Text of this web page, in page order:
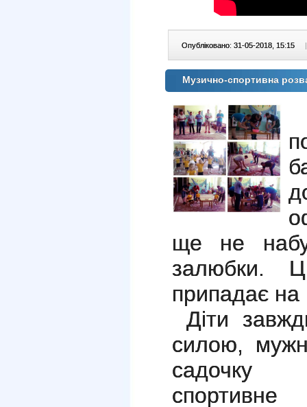
Опубліковано: 31-05-2018, 15:15 |
Музично-спортивна
ще не
залюбки.
припадає
Діти
силою,
садочку